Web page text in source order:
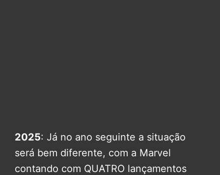
2025: Já no ano seguinte a situação
será bem diferente, com a Marvel
contando com QUATRO lançamentos